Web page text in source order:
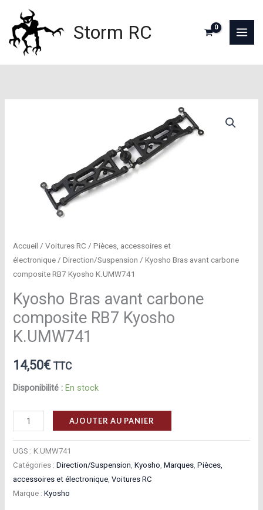
contenu
Storm RC
Accueil /Voitures RC /Pièces, accessoires et
électronique /Direction/Suspension / Kyosho Bras avant carbone
composite RB7 Kyosho K.UMW741
Kyosho Bras avant carbone
composite RB7 Kyosho
K.UMW741
14,50€ TTC
Disponibilité : En stock
quantité
de
Kyosho
Bras
avant
carbone
AJOUTER AU PANIER
UGS :K.UMW741
Catégories :Direction/Suspension,Kyosho,Marques,Pièces,
accessoires et électronique,Voitures RC
Marque :Kyosho